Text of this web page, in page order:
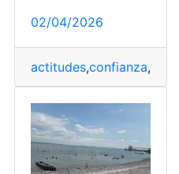
,fiables,jefes,
02/04/2026
actitudes,confianza,